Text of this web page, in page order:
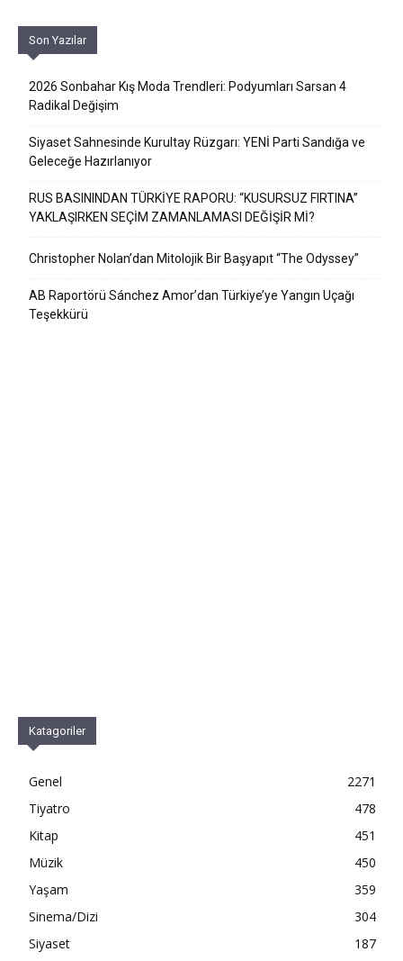
Son Yazılar
2026 Sonbahar Kış Moda Trendleri: Podyumları Sarsan 4
Radikal Değişim
Siyaset Sahnesinde Kurultay Rüzgarı: YENİ Parti Sandığa ve
Geleceğe Hazırlanıyor
RUS BASININDAN TÜRKİYE RAPORU: “KUSURSUZ FIRTINA”
YAKLAŞIRKEN SEÇİM ZAMANLAMASI DEĞİŞİR Mİ?
Christopher Nolan’dan Mitolojik Bir Başyapıt “The Odyssey”
AB Raportörü Sánchez Amor’dan Türkiye’ye Yangın Uçağı
Teşekkürü
Katagoriler
Genel
2271
Tiyatro
478
Kitap
451
Müzik
450
Yaşam
359
Sinema/Dizi
304
Siyaset
187